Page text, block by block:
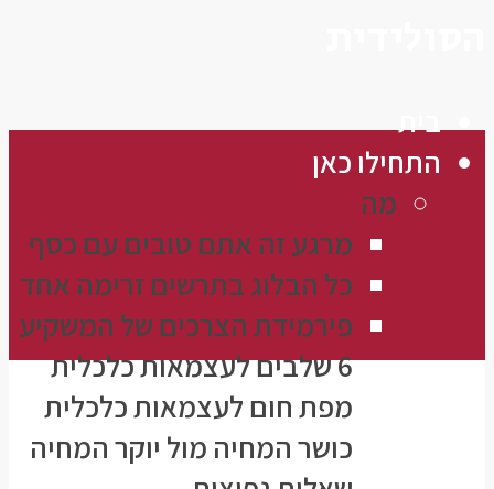
בית
התחילו כאן
מה
מרגע זה אתם טובים עם כסף
כל הבלוג בתרשים זרימה אחד
פירמידת הצרכים של המשקיע
6 שלבים לעצמאות כלכלית
מפת חום לעצמאות כלכלית
כושר המחיה מול יוקר המחיה